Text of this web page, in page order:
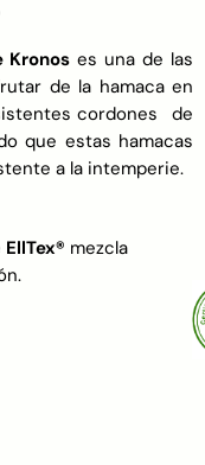
Kronos es una de las
de la hamaca en
cordones de
que estas hamacas
a la intemperie.
EllTex® mezcla